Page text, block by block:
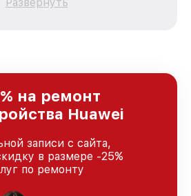
продукции Huawei, вне
повышая уровень доверия
клиентов.
Развернуть
на ремонт
Huawei
записи с сайта,
в размере -25%
по ремонту